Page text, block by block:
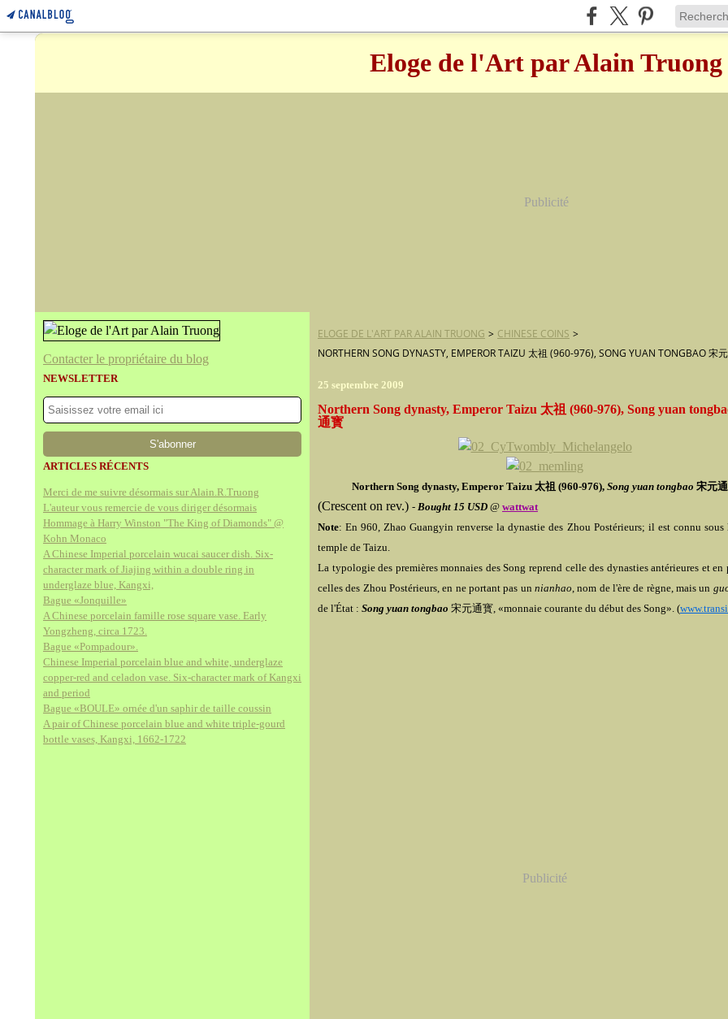
Eloge de l'Art par Alain Truong
Publicité
Contacter le propriétaire du blog
NEWSLETTER
ARTICLES RÉCENTS
Merci de me suivre désormais sur Alain.R.Truong
L'auteur vous remercie de vous diriger désormais
Hommage à Harry Winston "The King of Diamonds" @
Kohn Monaco
A Chinese Imperial porcelain wucai saucer dish. Six-
character mark of Jiajing within a double ring in
underglaze blue, Kangxi,
Bague «Jonquille»
A Chinese porcelain famille rose square vase. Early
Yongzheng, circa 1723.
Bague «Pompadour».
Chinese Imperial porcelain blue and white, underglaze
copper-red and celadon vase. Six-character mark of Kangxi
and period
Bague «BOULE» ornée d'un saphir de taille coussin
A pair of Chinese porcelain blue and white triple-gourd
bottle vases, Kangxi, 1662-1722
ELOGE DE L'ART PAR ALAIN TRUONG > CHINESE COINS >
NORTHERN SONG DYNASTY, EMPEROR TAIZU 太祖 (960-976), SONG YUAN TONGBAO 宋
25 septembre 2009
Northern Song dynasty, Emperor Taizu 太祖 (960-976), Song yuan
通寳
Northern Song dynasty, Emperor Taizu 太祖 (960-976), Song yuan tongbao 宋元
(Crescent on rev.) - Bought 15 USD @ wattwat
Note: En 960, Zhao Guangyin renverse la dynastie des Zhou Postérieurs; il est connu sous
temple de Taizu.
La typologie des premières monnaies des Song reprend celle des dynasties antérieures et
celles des Zhou Postérieurs, en ne portant pas un nianhao, nom de l'ère de règne, mais un
de l'État : Song yuan tongbao 宋元通寳, «monnaie courante du début des Song». (
Publicité